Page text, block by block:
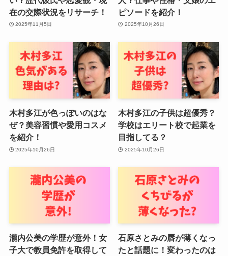
在の交際状況をリサーチ！
2025年11月5日
ピソードを紹介！
2025年10月26日
木村多江が色っぽいのはな
ぜ？美容習慣や愛用コスメ
を紹介！
2025年10月26日
木村多江の子供は超優秀？
学校はエリート校で起業を
目指してる？
2025年10月26日
瀧内公美の学歴が意外！女
子大で教員免許を取得して
石原さとみの唇が薄くなっ
たと話題に！変わったのは